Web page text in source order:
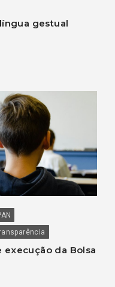
gestual
execução da Bolsa